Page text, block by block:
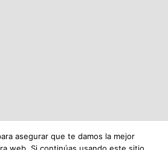
asegurar que te damos la mejor